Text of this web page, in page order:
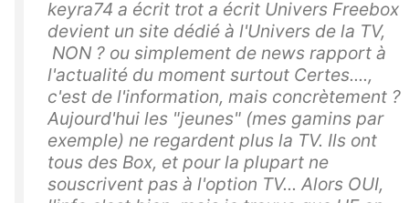
keyra74 a écrit trot a écrit Univers Freebox
devient un site dédié à l'Univers de la TV,
NON ? ou simplement de news rapport à
l'actualité du moment surtout Certes....,
c'est de l'information, mais concrètement ?
Aujourd'hui les "jeunes" (mes gamins par
exemple) ne regardent plus la TV. Ils ont
tous des Box, et pour la plupart ne
souscrivent pas à l'option TV... Alors OUI,